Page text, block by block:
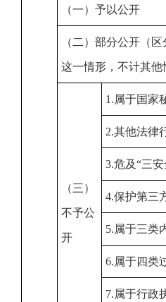
（一）予以公开
（二）部分公开（
这一情形，不计其他
（三）
不予公
开
1.属于国家
2.其他法律
3.危及“三
4.保护第三
5.属于三类
6.属于四类
7.属于行政